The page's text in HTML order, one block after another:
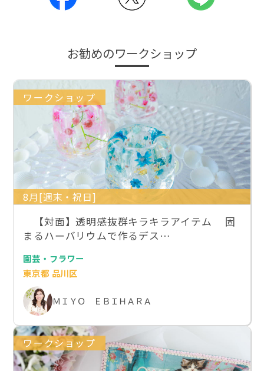
お勧めのワークショップ
ワークショップ
8月[週末・祝日]
【対面】透明感抜群キラキラアイテム 固
まるハーバリウムで作るデス…
園芸・フラワー
東京都 品川区
ＭＩＹＯ ＥＢＩＨＡＲＡ
ワークショップ